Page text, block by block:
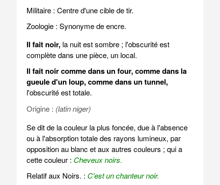
Militaire : Centre d'une cible de tir.
Zoologie : Synonyme de encre.
Il fait noir, la nuit est sombre ; l'obscurité est
complète dans une pièce, un local.
Il fait noir comme dans un four, comme dans la
gueule d'un loup, comme dans un tunnel,
l'obscurité est totale.
Origine : (latin niger)
Se dit de la couleur la plus foncée, due à l'absence
ou à l'absorption totale des rayons lumineux, par
opposition au blanc et aux autres couleurs ; qui a
cette couleur : Cheveux noirs.
Relatif aux Noirs. : C'est un chanteur noir.